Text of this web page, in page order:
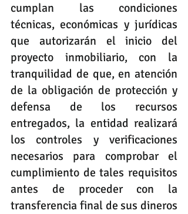
cumplan las condiciones
técnicas, económicas y jurídicas
que autorizarán el inicio del
proyecto inmobiliario, con la
tranquilidad de que, en atención
de la obligación de protección y
defensa de los recursos
entregados, la entidad realizará
los controles y verificaciones
necesarios para comprobar el
cumplimiento de tales requisitos
antes de proceder con la
transferencia final de sus dineros